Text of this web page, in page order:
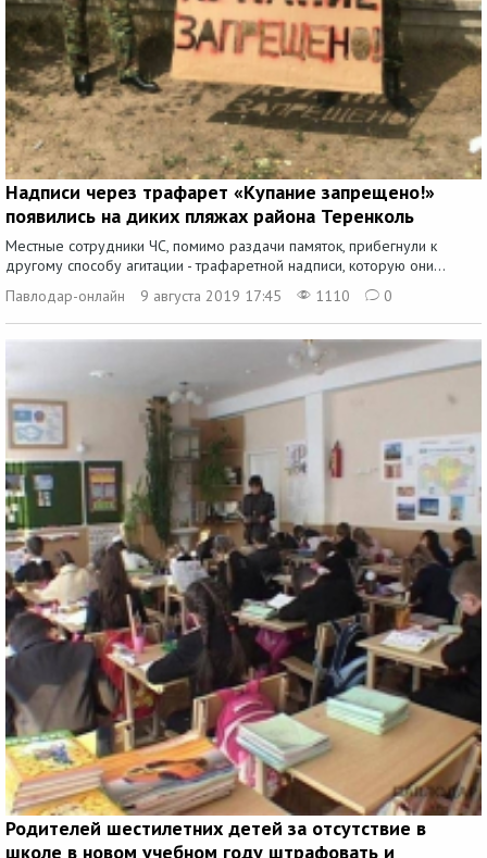
Надписи через трафарет «Купание запрещено!»
появились на диких пляжах района Теренколь
Местные сотрудники ЧС, помимо раздачи памяток, прибегнули к
другому способу агитации - трафаретной надписи, которую они...
Павлодар-онлайн
9 августа 2019 17:45 1110 0
Родителей шестилетних детей за отсутствие в
школе в новом учебном году штрафовать и